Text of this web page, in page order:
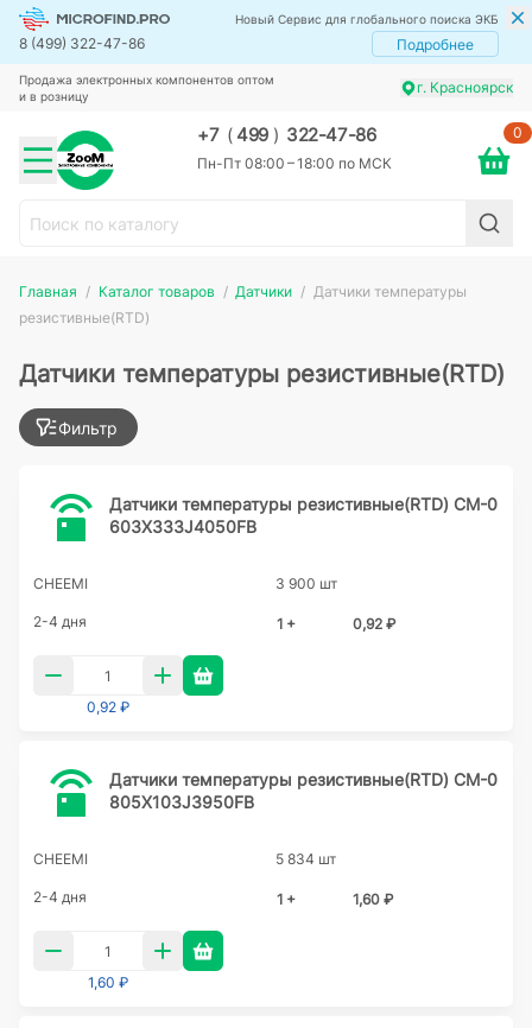
Новый Сервис для глобального поиска ЭКБ
8 (499) 322-47-86 Подробнее
Продажа электронных компонентов оптом
и в розницу
г. Красноярск
+7 (499 ) 322-47-86
Пн-Пт 08:00 – 18:00 по МСК
0
Главная Каталог товаров Датчики
Датчики температуры
резистивные(RTD)
Датчики температуры резистивные(RTD)
Фильтр
Датчики температуры резистивные(RTD) CM-0
603X333J4050FB
CHEEMI 3 900 шт
2-4 дня 1 + 0,92 ₽
0,92 ₽
Датчики температуры резистивные(RTD) CM-0
805X103J3950FB
CHEEMI 5 834 шт
2-4 дня 1 + 1,60 ₽
1,60 ₽